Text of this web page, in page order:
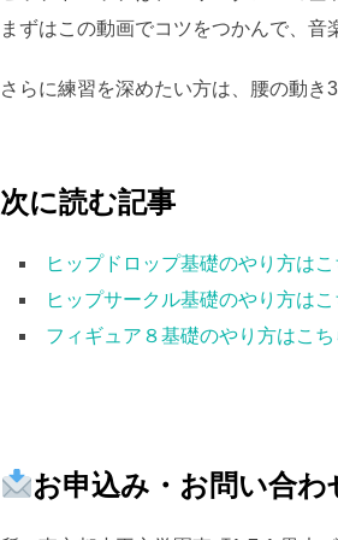
まずはこの動画でコツをつかんで、音
さらに練習を深めたい方は、腰の動
次に読む記事
ヒップドロップ基礎のやり方はこ
ヒップサークル基礎のやり方はこ
フィギュア８基礎のやり方はこち
お申込み・お問い合わ